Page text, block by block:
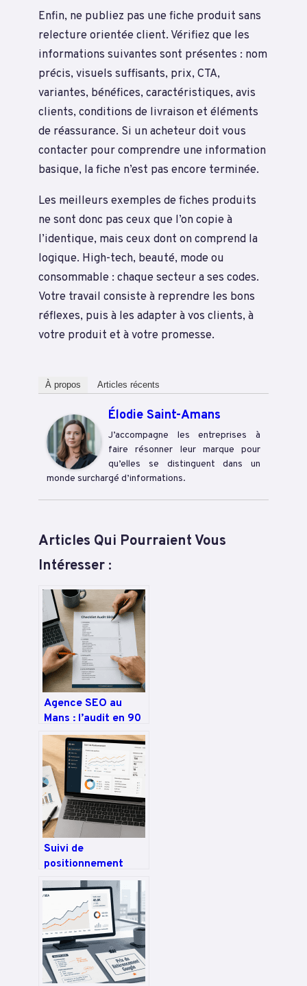
Enfin, ne publiez pas une fiche produit sans
relecture orientée client. Vérifiez que les
informations suivantes sont présentes : nom
précis, visuels suffisants, prix, CTA,
variantes, bénéfices, caractéristiques, avis
clients, conditions de livraison et éléments
de réassurance. Si un acheteur doit vous
contacter pour comprendre une information
basique, la fiche n’est pas encore terminée.
Les meilleurs exemples de fiches produits
ne sont donc pas ceux que l’on copie à
l’identique, mais ceux dont on comprend la
logique. High-tech, beauté, mode ou
consommable : chaque secteur a ses codes.
Votre travail consiste à reprendre les bons
réflexes, puis à les adapter à vos clients, à
votre produit et à votre promesse.
À propos Articles récents
Élodie Saint-Amans
J’accompagne les entreprises à
faire résonner leur marque pour
qu’elles se distinguent dans un
monde surchargé d’informations.
Articles Qui Pourraient Vous
Intéresser :
Agence SEO au
Mans : l’audit en 90
points pour
propulser votre site
en top 3 Google
Suivi de
positionnement
SEO : 4 indicateurs
clés pour piloter
votre visibilité sur
Google